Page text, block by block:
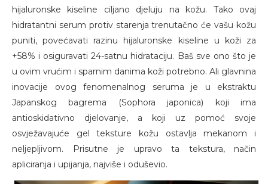
hijaluronske kiseline ciljano djeluju na kožu. Tako ovaj
hidratantni serum protiv starenja trenutačno će vašu kožu
puniti, povećavati razinu hijaluronske kiseline u koži za
+58% i osiguravati 24-satnu hidrataciju. Baš sve ono što je
u ovim vrućim i sparnim danima koži potrebno. Ali glavnina
inovacije ovog fenomenalnog seruma je u ekstraktu
Japanskog bagrema (Sophora japonica) koji ima
antioskidativno djelovanje, a koji uz pomoć svoje
osvježavajuće gel teksture kožu ostavlja mekanom i
neljepljivom. Prisutne je upravo ta tekstura, način
apliciranja i upijanja, najviše i oduševio.